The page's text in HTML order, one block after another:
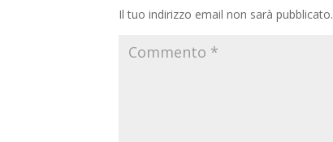
Il tuo indirizzo email non sarà pubblicato.